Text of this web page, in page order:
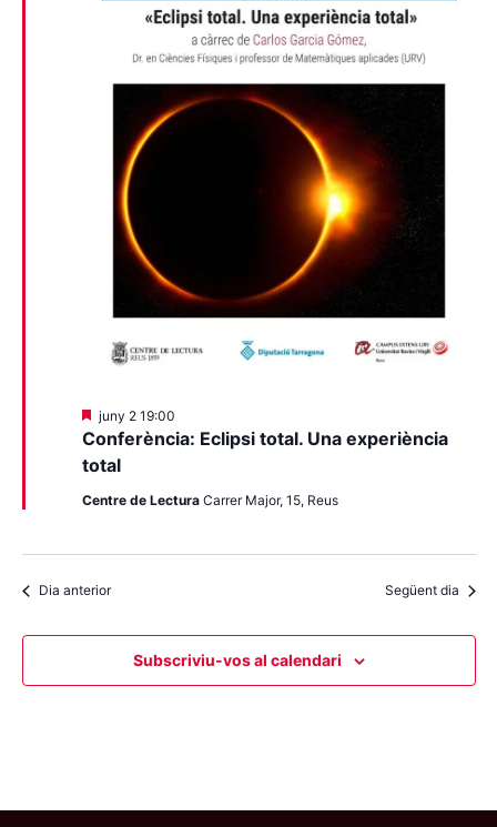
Conferència: Eclipsi total. Una experiència
total
Destacats
juny 2 19:00
Centre de Lectura Carrer Major, 15, Reus
Dia anterior Següent dia
Subscriviu-vos al calendari